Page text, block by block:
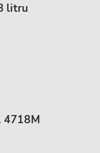
litru
4718M